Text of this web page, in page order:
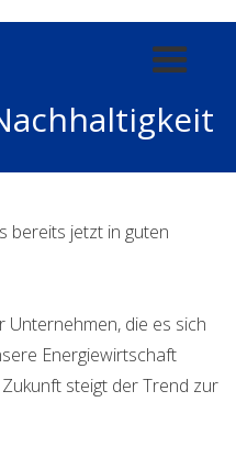
bereits jetzt in guten
Unternehmen, die es sich
Energiewirtschaft
steigt der Trend zur